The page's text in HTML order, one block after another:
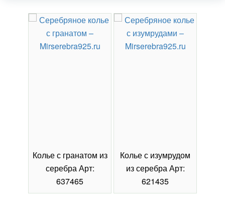
Колье с гранатом из
серебра Арт:
637465
Колье с изумрудом
из серебра Арт:
621435